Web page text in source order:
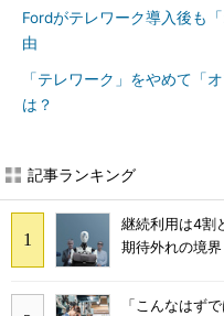
Fordがテレワーク導入後も
由
「テレワーク」をやめて「
は？
記事ランキング
継続利用は4
期待外れの境界
「こんなはず